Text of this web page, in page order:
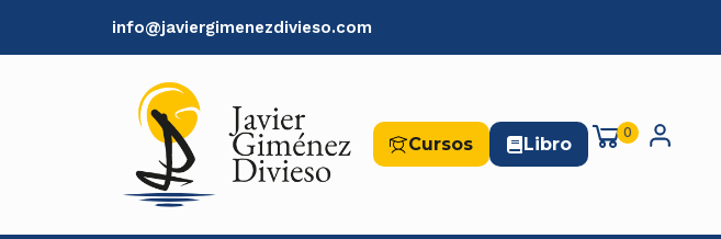
info@javiergimenezdivieso.com
Cursos Libro
0